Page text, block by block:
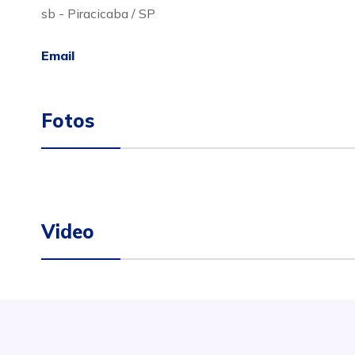
sb - Piracicaba / SP
Email
Fotos
Video